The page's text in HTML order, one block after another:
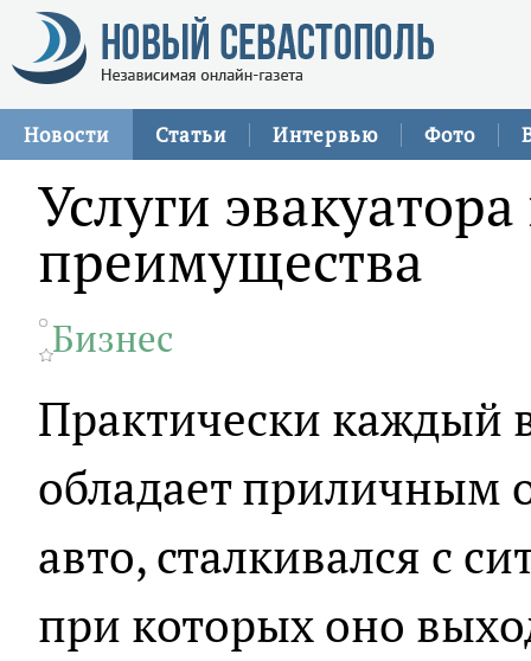
Новости Статьи Интервью Фото
Услуги
преимущества
Бизнес
Практически каждый
обладает приличным
авто, сталкивался с
при которых оно